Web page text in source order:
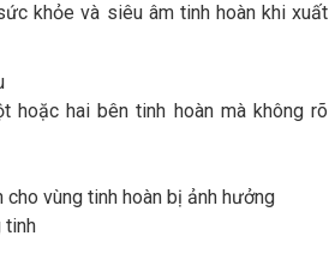
khỏe và siêu âm tinh hoàn khi xuất
hoặc hai bên tinh hoàn mà không rõ
vùng tinh hoàn bị ảnh hưởng
tinh